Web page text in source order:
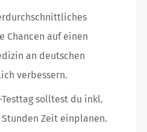
Chancen auf einen
an deutschen
verbessern.
Testtag solltest du inkl.
Zeit einplanen.